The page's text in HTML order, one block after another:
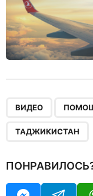
ВИДЕО
ТАДЖИКИСТАН